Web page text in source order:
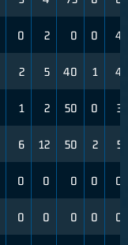
0 2 0 0 4
2 5 40 1 4
1 2 50 0 3
6 12 50 2 5
0 0 0 0 0
0 0 0 0 0